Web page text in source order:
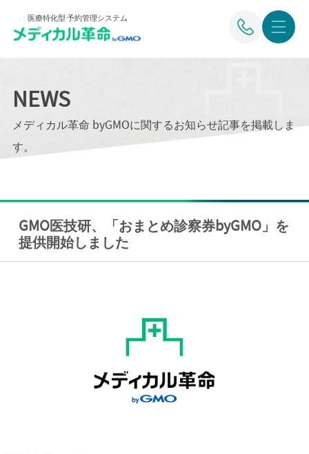
医療特化型 予約管理システム
NEWS
メディカル革命 byGMOに関するお知らせ記事を掲載しま
す。
GMO医技研、「おまとめ診察券byGMO」を
提供開始しました